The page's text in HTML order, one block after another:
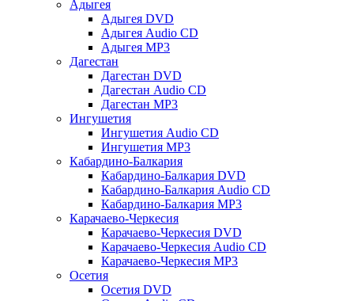
Адыгея
Адыгея DVD
Адыгея Audio CD
Адыгея MP3
Дагестан
Дагестан DVD
Дагестан Audio CD
Дагестан MP3
Ингушетия
Ингушетия Audio CD
Ингушетия MP3
Кабардино-Балкария
Кабардино-Балкария DVD
Кабардино-Балкария Audio CD
Кабардино-Балкария MP3
Карачаево-Черкесия
Карачаево-Черкесия DVD
Карачаево-Черкесия Audio CD
Карачаево-Черкесия MP3
Осетия
Осетия DVD